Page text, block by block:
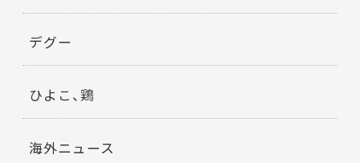
デグー
ひよこ、鶏
海外ニュース